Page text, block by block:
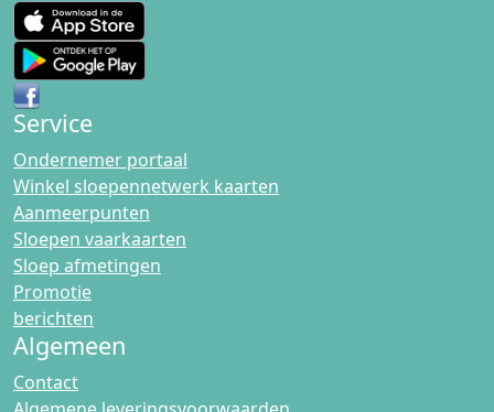
Service
Ondernemer portaal
Winkel sloepennetwerk kaarten
Aanmeerpunten
Sloepen vaarkaarten
Sloep afmetingen
Promotie
berichten
Algemeen
Contact